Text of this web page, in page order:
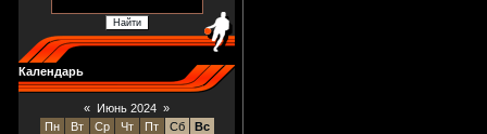
Календарь
« Июнь 2024 »
Пн
Вт Ср Чт Пт Сб
Вс